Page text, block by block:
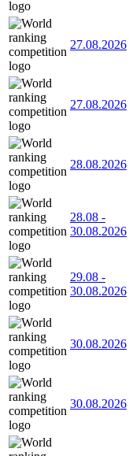
27.08.2026
27.08.2026
28.08.2026
28.08 -
30.08.2026
29.08 -
30.08.2026
30.08.2026
30.08.2026